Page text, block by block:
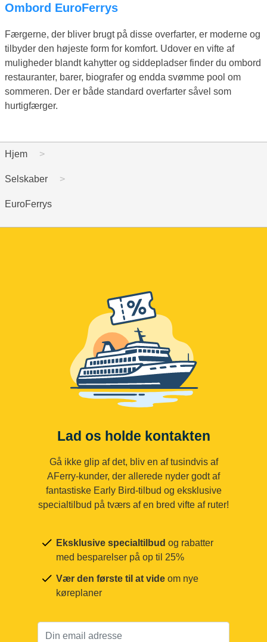
Ombord EuroFerrys
Færgerne, der bliver brugt på disse overfarter, er moderne og
tilbyder den højeste form for komfort. Udover en vifte af
muligheder blandt kahytter og siddepladser finder du ombord
restauranter, barer, biografer og endda svømme pool om
sommeren. Der er både standard overfarter såvel som
hurtigfærger.
Hjem
Selskaber
EuroFerrys
Lad os holde kontakten
Gå ikke glip af det, bliv en af tusindvis af
AFerry-kunder, der allerede nyder godt af
fantastiske Early Bird-tilbud og eksklusive
specialtilbud på tværs af en bred vifte af ruter!
Eksklusive specialtilbud og rabatter
med besparelser på op til 25%
Vær den første til at vide om nye
køreplaner